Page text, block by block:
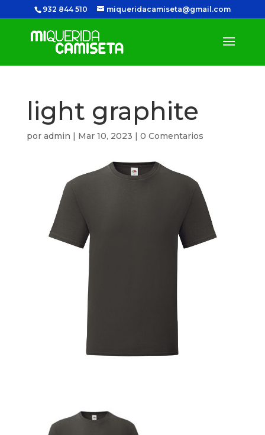
932 844 510 miqueridacamiseta@gmail.com
light graphite
por admin | Mar 10, 2023 | 0 Comentarios